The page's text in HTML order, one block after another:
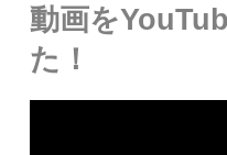
動画を
た！